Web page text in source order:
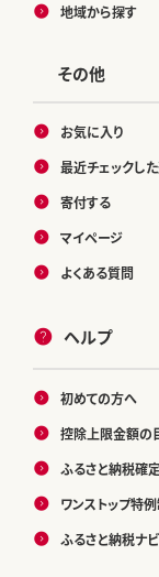
地域から探す
その他
お気に入り
最近チェックし
寄付する
マイページ
よくある質問
ヘルプ
初めての方へ
控除上限金額の
ふるさと納税確
ワンストップ特
ふるさと納税ナビ